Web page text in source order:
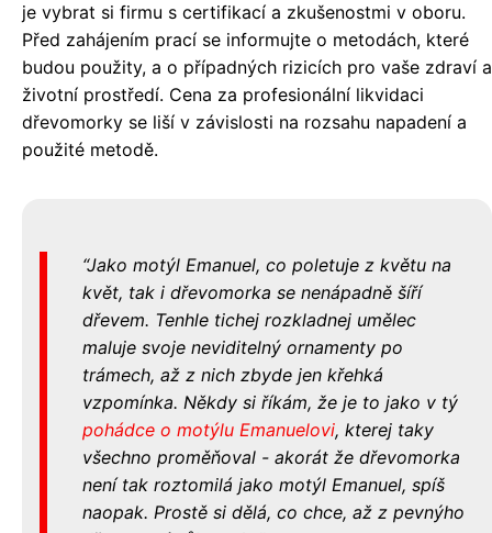
je vybrat si firmu s certifikací a zkušenostmi v oboru.
Před zahájením prací se informujte o metodách, které
budou použity, a o případných rizicích pro vaše zdraví a
životní prostředí. Cena za profesionální likvidaci
dřevomorky se liší v závislosti na rozsahu napadení a
použité metodě.
Jako motýl Emanuel, co poletuje z květu na
květ, tak i dřevomorka se nenápadně šíří
dřevem. Tenhle tichej rozkladnej umělec
maluje svoje neviditelný ornamenty po
trámech, až z nich zbyde jen křehká
vzpomínka. Někdy si říkám, že je to jako v tý
pohádce o motýlu Emanuelovi, kterej taky
všechno proměňoval - akorát že dřevomorka
není tak roztomilá jako motýl Emanuel, spíš
naopak. Prostě si dělá, co chce, až z pevnýho